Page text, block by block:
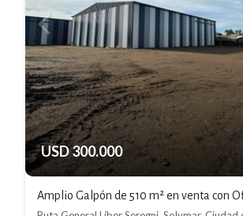
USD 300.000